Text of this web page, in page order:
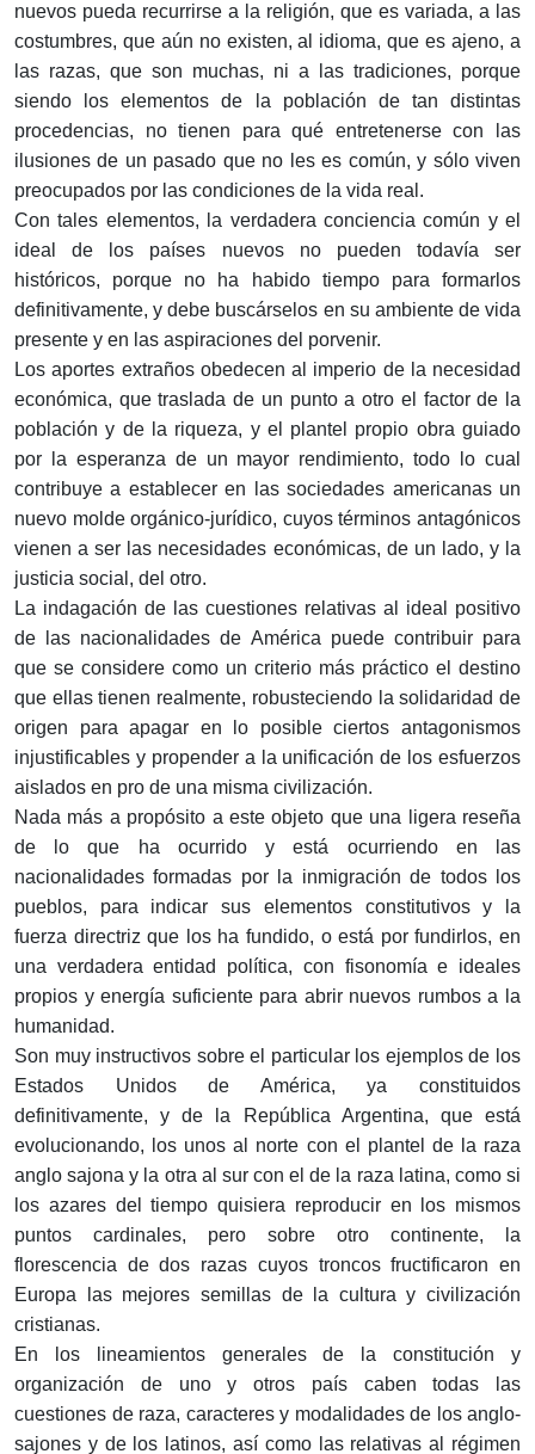
nuevos pueda recurrirse a la religión, que es variada, a las
costumbres, que aún no existen, al idioma, que es ajeno, a
las razas, que son muchas, ni a las tradiciones, porque
siendo los elementos de la población de tan distintas
procedencias, no tienen para qué entretenerse con las
ilusiones de un pasado que no les es común, y sólo viven
preocupados por las condiciones de la vida real.
Con tales elementos, la verdadera conciencia común y el
ideal de los países nuevos no pueden todavía ser
históricos, porque no ha habido tiempo para formarlos
definitivamente, y debe buscárselos en su ambiente de vida
presente y en las aspiraciones del porvenir.
Los aportes extraños obedecen al imperio de la necesidad
económica, que traslada de un punto a otro el factor de la
población y de la riqueza, y el plantel propio obra guiado
por la esperanza de un mayor rendimiento, todo lo cual
contribuye a establecer en las sociedades americanas un
nuevo molde orgánico-jurídico, cuyos términos antagónicos
vienen a ser las necesidades económicas, de un lado, y la
justicia social, del otro.
La indagación de las cuestiones relativas al ideal positivo
de las nacionalidades de América puede contribuir para
que se considere como un criterio más práctico el destino
que ellas tienen realmente, robusteciendo la solidaridad de
origen para apagar en lo posible ciertos antagonismos
injustificables y propender a la unificación de los esfuerzos
aislados en pro de una misma civilización.
Nada más a propósito a este objeto que una ligera reseña
de lo que ha ocurrido y está ocurriendo en las
nacionalidades formadas por la inmigración de todos los
pueblos, para indicar sus elementos constitutivos y la
fuerza directriz que los ha fundido, o está por fundirlos, en
una verdadera entidad política, con fisonomía e ideales
propios y energía suficiente para abrir nuevos rumbos a la
humanidad.
Son muy instructivos sobre el particular los ejemplos de los
Estados Unidos de América, ya constituidos
definitivamente, y de la República Argentina, que está
evolucionando, los unos al norte con el plantel de la raza
anglo sajona y la otra al sur con el de la raza latina, como si
los azares del tiempo quisiera reproducir en los mismos
puntos cardinales, pero sobre otro continente, la
florescencia de dos razas cuyos troncos fructificaron en
Europa las mejores semillas de la cultura y civilización
cristianas.
En los lineamientos generales de la constitución y
organización de uno y otros país caben todas las
cuestiones de raza, caracteres y modalidades de los anglo-
sajones y de los latinos, así como las relativas al régimen